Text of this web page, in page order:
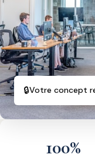
🔒Votre concept
100%